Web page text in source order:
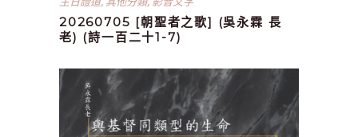
20260705 [朝聖者之歌] (吳永霖 長
老) (詩一百二十1-7)